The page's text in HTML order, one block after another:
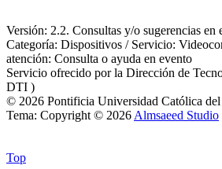
Versión: 2.2. Consultas y/o sugerencias en
Categoría: Dispositivos / Servicio:
atención: Consulta o ayuda en evento
Servicio ofrecido por la Dirección de
DTI )
© 2026 Pontificia Universidad Católica
Tema: Copyright © 2026 Almsaeed Studio
Top